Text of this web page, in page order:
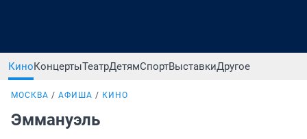
КиноКонцертыТеатрДетямСпортВыставкиДругое
МОСКВА АФИША КИНО
Эммануэль